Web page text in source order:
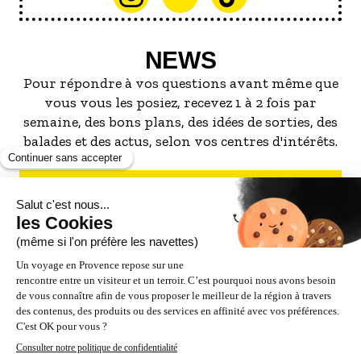
NEWS
Pour répondre à vos questions avant même que
vous vous les posiez, recevez 1 à 2 fois par
semaine, des bons plans, des idées de sorties, des
balades et des actus, selon vos centres d'intérêts.
S'INSCRIRE À LA NEWSLETTER
NOS PARTENAIRES
ESPACE PRO / PRESSE